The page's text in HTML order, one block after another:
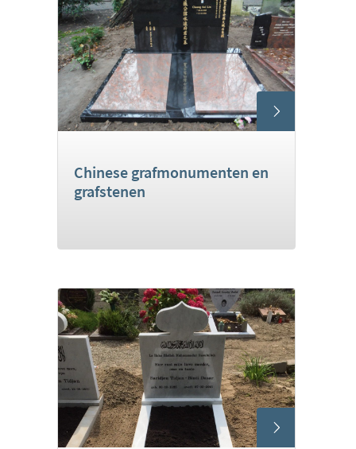
Chinese grafmonumenten en
grafstenen